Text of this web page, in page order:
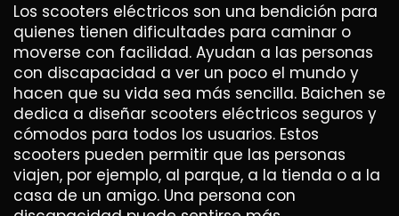
Los scooters eléctricos son una bendición para
quienes tienen dificultades para caminar o
moverse con facilidad. Ayudan a las personas
con discapacidad a ver un poco el mundo y
hacen que su vida sea más sencilla. Baichen se
dedica a diseñar scooters eléctricos seguros y
cómodos para todos los usuarios. Estos
scooters pueden permitir que las personas
viajen, por ejemplo, al parque, a la tienda o a la
casa de un amigo. Una persona con